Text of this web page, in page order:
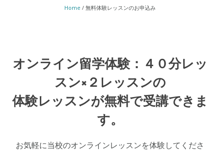
Home / 無料体験レッスンのお申込み
オンライン留学体験：４０分レッ
スン×２レッスンの
体験レッスンが無料で受講できま
す。
お気軽に当校のオンラインレッスンを体験してくださ